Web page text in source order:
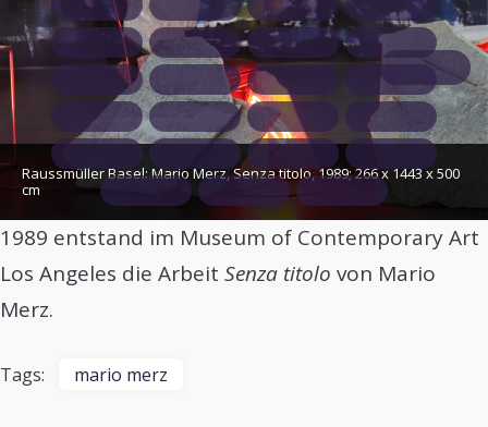
Raussmüller Basel: Mario Merz, Senza titolo, 1989; 266 x 1443 x 500
cm
1989 entstand im Museum of Contemporary Art
Los Angeles die Arbeit Senza titolo von Mario
Merz.
Tags: mario merz